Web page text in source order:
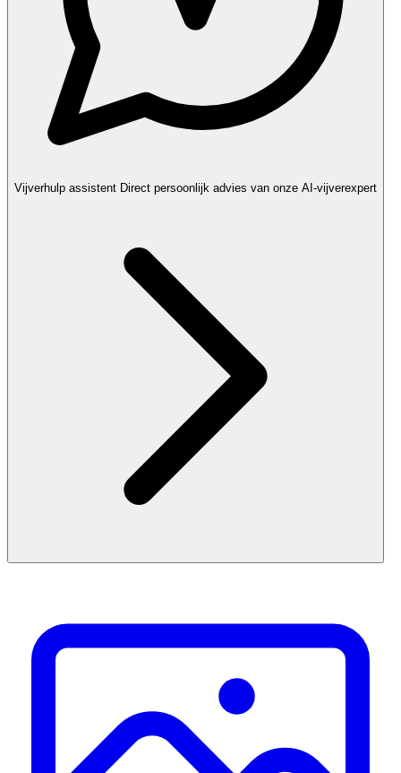
Vijverhulp assistent Direct persoonlijk advies van onze AI-vijverexpert